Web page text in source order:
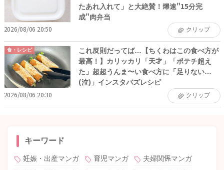
たあれ入れて」と大絶賛！爆速"15分完
成"肉弁当
2026/08/06 20:50 クリップ
食・レシピ
これ反則だってば…【ちくわはこの食べ方が
最高！】カリッカリ「天才」「ポテチ超え
た」超超うんま〜い食べ方に「足りない…
(泣)」インスタバズレシピ
2026/08/06 20:30 クリップ
キーワード
妊娠・出産マンガ 育児マンガ
夫婦関係マンガ